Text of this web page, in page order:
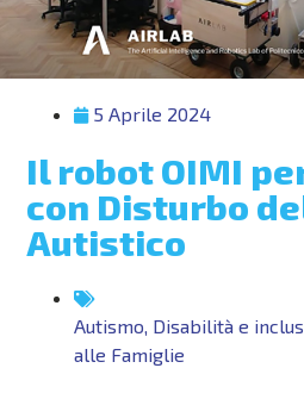
5 Aprile 2024
Il robot OIMI
con Disturbo
Autistico
Autismo Disabilità e
alle Famiglie